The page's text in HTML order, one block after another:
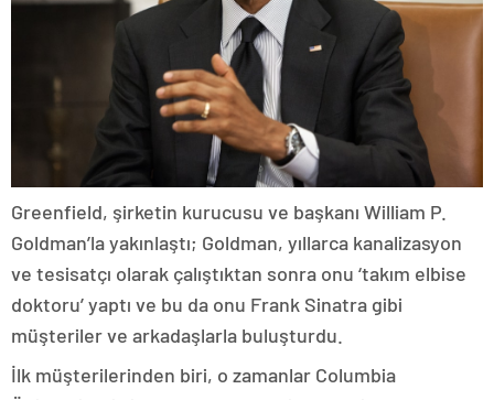
Greenfield, şirketin kurucusu ve başkanı William P.
Goldman’la yakınlaştı; Goldman, yıllarca kanalizasyon
ve tesisatçı olarak çalıştıktan sonra onu ‘takım elbise
doktoru’ yaptı ve bu da onu Frank Sinatra gibi
müşteriler ve arkadaşlarla buluşturdu.
İlk müşterilerinden biri, o zamanlar Columbia